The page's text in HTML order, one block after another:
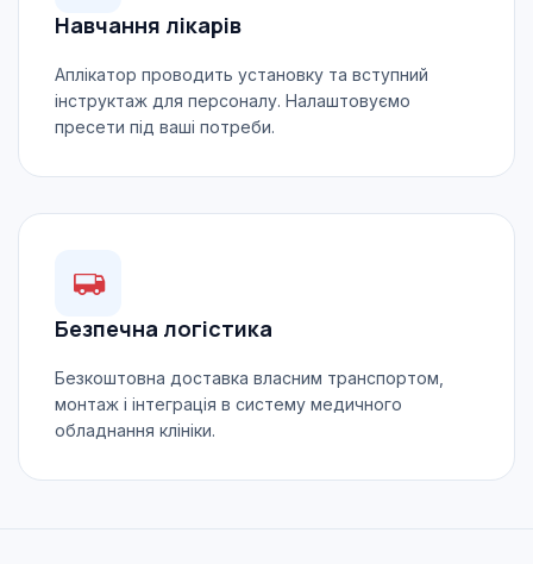
Навчання лікарів
Аплікатор проводить установку та вступний
інструктаж для персоналу. Налаштовуємо
пресети під ваші потреби.
Безпечна логістика
Безкоштовна доставка власним транспортом,
монтаж і інтеграція в систему медичного
обладнання клініки.